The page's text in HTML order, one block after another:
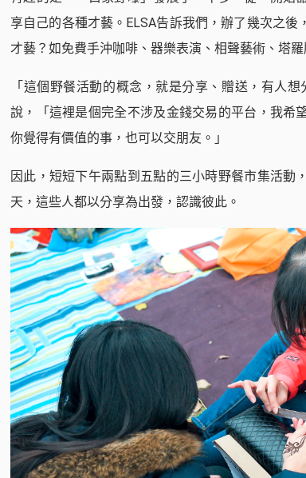
享自己的各種才藝。ELSA告訴我們，辦了幾次之
才藝？如免費手沖咖啡、器樂表演、相聲藝術、塔
「這個野餐活動的概念，就是分享、贈送，有人
說，「這裡是個完全不涉及金錢交易的平台，我希
你覺得有價值的事，也可以交朋友。」
因此，短短下午兩點到五點的三小時野餐市集活動
天，這些人都以分享為出發，認識彼此。